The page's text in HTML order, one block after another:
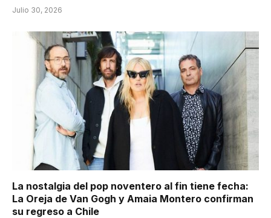
Julio 30, 2026
La nostalgia del pop noventero al fin tiene fecha:
La Oreja de Van Gogh y Amaia Montero confirman
su regreso a Chile